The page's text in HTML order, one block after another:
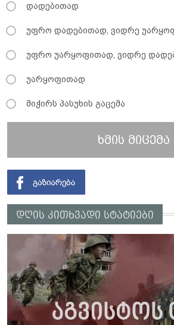
დადებითად
უფრო დადებითად, ვიდრე
უფრო უარყოფითად, ვიდრე
უარყოფითად
მიჭირს პასუხის გაცემა
ხმის მიცემა
დღის კითხვადი სტატიები